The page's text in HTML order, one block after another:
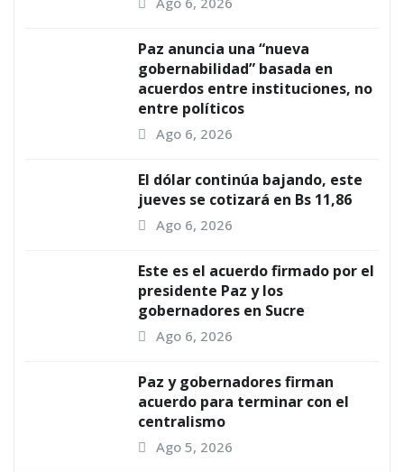
Paz anuncia una “nueva
gobernabilidad” basada en
acuerdos entre instituciones, no
entre políticos
Ago 6, 2026
El dólar continúa bajando, este
jueves se cotizará en Bs 11,86
Ago 6, 2026
Este es el acuerdo firmado por el
presidente Paz y los
gobernadores en Sucre
Ago 6, 2026
Paz y gobernadores firman
acuerdo para terminar con el
centralismo
Ago 5, 2026